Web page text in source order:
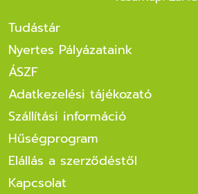
Tudástár
Nyertes Pályázataink
ÁSZF
Adatkezelési tájékozató
Szállítási információ
Hűségprogram
Elállás a szerződéstől
Kapcsolat